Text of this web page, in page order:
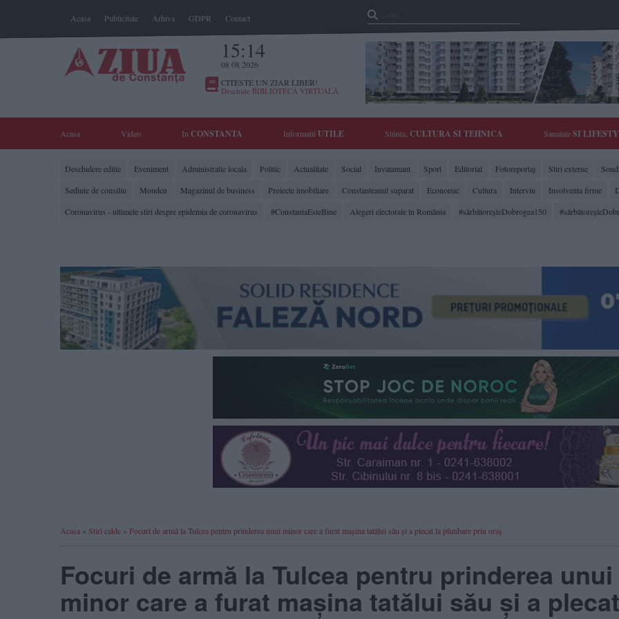
Acasa Publicitate Arhiva GDPR Contact
15:14
08 08 2026
CITESTE UN ZIAR LIBER!
Deschide BIBLIOTECA VIRTUALĂ
Acasa Video In CONSTANTA Informatii UTILE Stiinta, CULTURA SI TEHNICA SanatateSI
Deschidere editie Eveniment Administratie locala Politic Actualitate Social Invatamant Sport Editorial Fotoreportaj Stiri externe
Sedinte de consiliu
Monden Magazinul de business Proiecte imobiliare Constanteanul suparat Economic Cultura Interviu Insolventa firme
Coronavirus - ultimele stiri despre epidemia de coronavirus
#ConstantaEsteBine Alegeri electorale în România #sărbătoreşteDobrogea150
Acasa » Stiri calde » Focuri de armă la Tulcea pentru prinderea unui minor care a furat mașina tatălui său și a plecat la plimbare prin oraș
Focuri de armă la Tulcea pentru prinderea unui
minor care a furat mașina tatălui său și a